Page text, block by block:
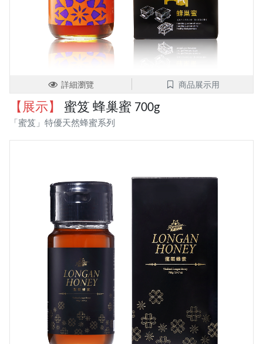
詳細瀏覽 商品展示用
【展示】 蜜笈 蜂巢蜜 700g
「蜜笈」特優天然蜂蜜系列